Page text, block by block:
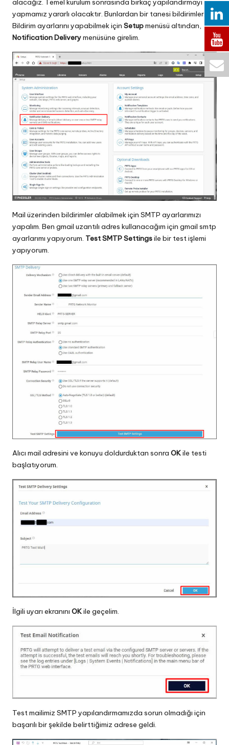
alacağız. Temel kurulum sonrasında birkaç yapılandırmayı
yapmamız yararlı olacaktır. Bunlardan bir tanesi bildirimler.
Bildirim ayarlarını yapabilmek için Setupmenüsü altından,
Notification Deliverymenüsüne girelim.
Mail üzerinden bildirimler alabilmek için SMTP ayarlarımızı
yapalım. Ben gmail uzantılı adres kullanacağım için gmail smtp
ayarlarımı yapıyorum. Test SMTP Settingsile bir test işlemi
yapıyorum.
Alıcı mail adresini ve konuyu doldurduktan sonra OKile testi
başlatıyorum.
İlgili uyarı ekranını OKile geçelim.
Test mailimiz SMTP yapılandırmamızda sorun olmadığı için
başarılı bir şekilde belirttiğimiz adrese geldi.